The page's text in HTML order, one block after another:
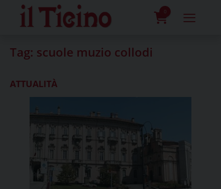
content
0
Tag: scuole muzio collodi
ATTUALITÀ